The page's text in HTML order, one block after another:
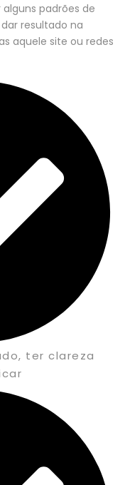
padrões de
resultado na
aquele site ou redes
ter clareza